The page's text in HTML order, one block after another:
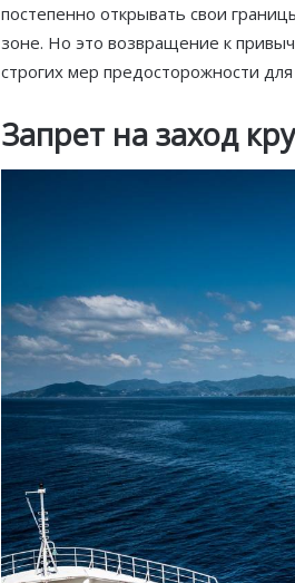
постепенно открывать свои
зоне. Но это возвращение к
строгих мер предосторожности
Запрет на заход